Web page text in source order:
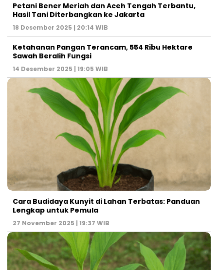
Petani Bener Meriah dan Aceh Tengah Terbantu,
Hasil Tani Diterbangkan ke Jakarta
18 Desember 2025 | 20:14 WIB
Ketahanan Pangan Terancam, 554 Ribu Hektare
Sawah Beralih Fungsi
14 Desember 2025 | 19:05 WIB
Cara Budidaya Kunyit di Lahan Terbatas: Panduan
Lengkap untuk Pemula
27 November 2025 | 19:37 WIB